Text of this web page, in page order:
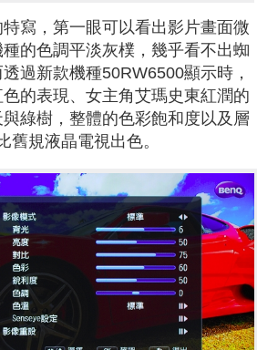
寫，第一眼可以看出影片畫面微
的色調平淡灰樸，幾乎看不出蜘
過新款機種50RW6500顯示時，
的表現、女主角艾瑪史東紅潤的
綠樹，整體的色彩飽和度以及層
舊規液晶電視出色。